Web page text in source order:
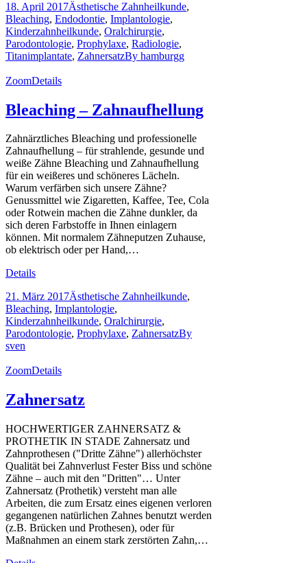
18. April 2017Ästhetische Zahnheilkunde,
Bleaching, Endodontie, Implantologie,
Kinderzahnheilkunde, Oralchirurgie,
Parodontologie, Prophylaxe, Radiologie,
Titanimplantate, ZahnersatzBy hamburgg
ZoomDetails
Bleaching – Zahnaufhellung
Zahnärztliches Bleaching und professionelle
Zahnaufhellung – für strahlende, gesunde und
weiße Zähne Bleaching und Zahnaufhellung
für ein weißeres und schöneres Lächeln.
Warum verfärben sich unsere Zähne?
Genussmittel wie Zigaretten, Kaffee, Tee, Cola
oder Rotwein machen die Zähne dunkler, da
sich deren Farbstoffe in Ihnen einlagern
können. Mit normalem Zähneputzen Zuhause,
ob elektrisch oder per Hand,…
Details
21. März 2017Ästhetische Zahnheilkunde,
Bleaching, Implantologie,
Kinderzahnheilkunde, Oralchirurgie,
Parodontologie, Prophylaxe, ZahnersatzBy
sven
ZoomDetails
Zahnersatz
HOCHWERTIGER ZAHNERSATZ &
PROTHETIK IN STADE Zahnersatz und
Zahnprothesen ("Dritte Zähne") allerhöchster
Qualität bei Zahnverlust Fester Biss und schöne
Zähne – auch mit den "Dritten"… Unter
Zahnersatz (Prothetik) versteht man alle
Arbeiten, die zum Ersatz eines eigenen verloren
gegangenen natürlichen Zahnes benutzt werden
(z.B. Brücken und Prothesen), oder für
Maßnahmen an einem stark zerstörten Zahn,…